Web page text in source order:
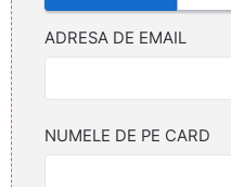
ADRESA DE EMAIL
NUMELE DE PE CARD